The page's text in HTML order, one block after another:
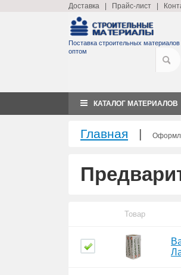
Доставка Прайс-лист
Поставка строительных материалов
оптом
КАТАЛОГ МАТЕРИАЛОВ
Главная |
Товар